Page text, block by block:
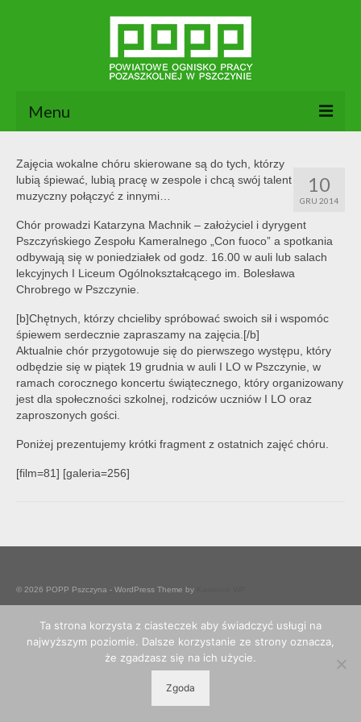
Menu
O nas
Dokumenty POPP
Zajęcia
Kontakt
BIP
10
GRU 2014
Zajęcia wokalne chóru skierowane są do tych, którzy
lubią śpiewać, lubią pracę w zespole i chcą swój talent
muzyczny połączyć z innymi…
Chór prowadzi Katarzyna Machnik – założyciel i dyrygent
Pszczyńskiego Zespołu Kameralnego „Con fuoco” a spotkania
odbywają się w poniedziałek od godz. 16.00 w auli lub salach
lekcyjnych I Liceum Ogólnokształcącego im. Bolesława
Chrobrego w Pszczynie.
[b]Chętnych, którzy chcieliby spróbować swoich sił i wspomóc
śpiewem serdecznie zapraszamy na zajęcia.[/b]
Aktualnie chór przygotowuje się do pierwszego występu, który
odbędzie się w piątek 19 grudnia w auli I LO w Pszczynie, w
ramach corocznego koncertu świątecznego, który organizowany
jest dla społeczności szkolnej, rodziców uczniów I LO oraz
zaproszonych gości.
Poniżej prezentujemy krótki fragment z ostatnich zajęć chóru.
[film=81] [galeria=256]
© 2026 POPP Pszczyna - WordPress Theme by
Ta strona korzysta z ciasteczek aby świadczyć usługi na
najwyższym poziomie. Dalsze korzystanie ze strony oznacza,
że zgadzasz się na ich użycie.
Zgoda